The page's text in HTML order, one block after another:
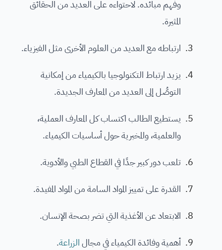
وفهم مبائده. لاحتواءه على العديد من الحقائق
المثيرة.
ارتباطه مع العديد من العلوم الأخرى مثل الفيزياء.
يزيد ارتباط التكنولوجيا بالكيمياء من إمكانية
التوصُّل إلى العديد من المعارف الجديدة.
يستطيع الطالب اكتساب كل المعارف العملية،
والعلمية، والمخبرية حول أساسيات الكيمياء.
تلعب دور كبير جدًا في القطاع الطبي والأدوية.
القدرة على تمييز المواد السامة من المواد المفيدة.
الابتعاد عن الأغذية التي تضر بصحة الإنسان.
أهمية وفائدة الكيمياء في مجالالزراعة.